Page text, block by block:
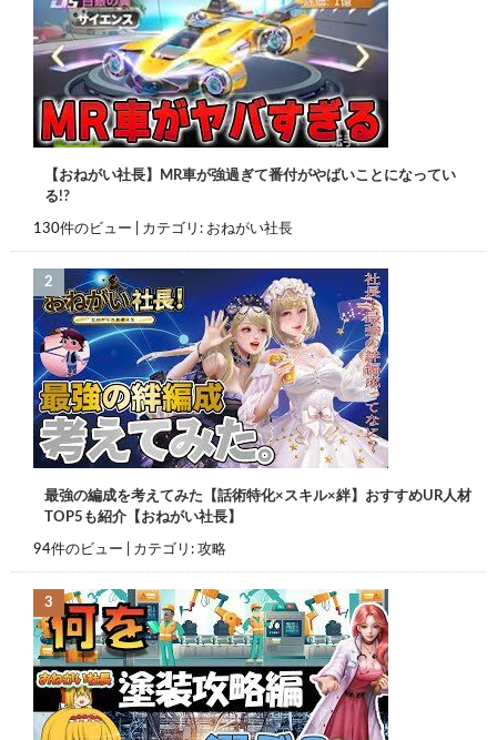
【おねがい社長】MR車が強過ぎて番付がやばいことになってい
る!?
130件のビュー カテゴリ: おねがい社長
最強の編成を考えてみた【話術特化×スキル×絆】おすすめUR人材
TOP5も紹介【おねがい社長】
94件のビュー カテゴリ: 攻略